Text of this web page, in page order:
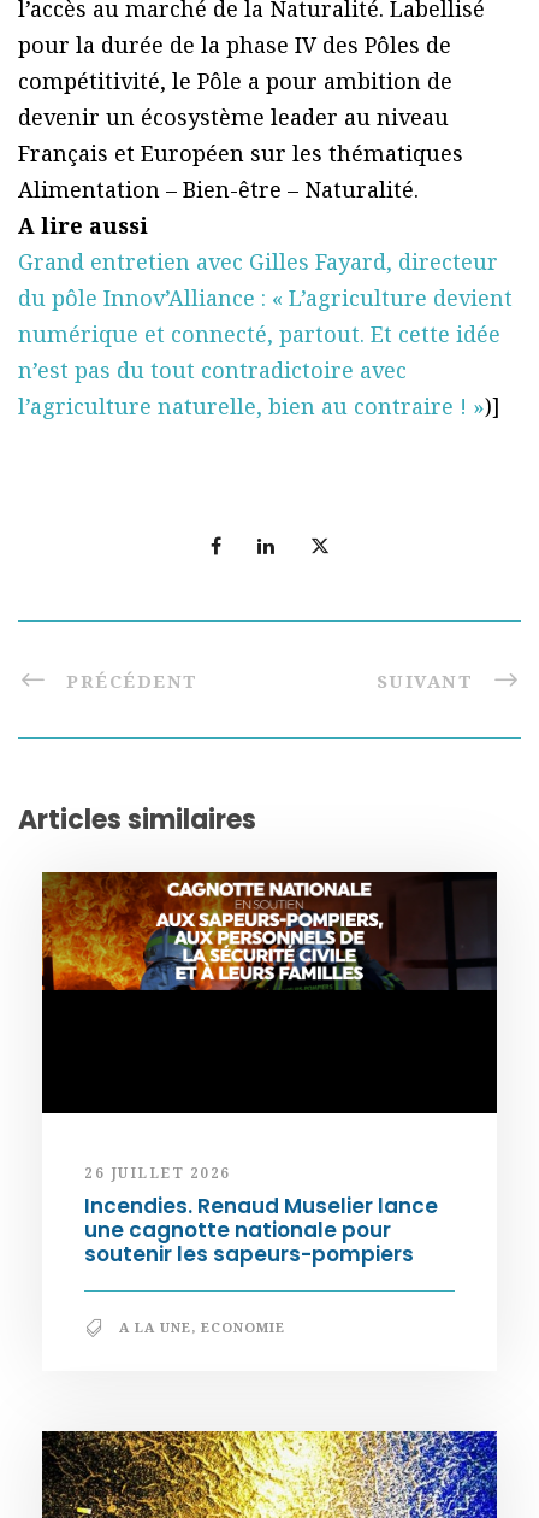
l’accès au marché de la Naturalité. Labellisé
pour la durée de la phase IV des Pôles de
compétitivité, le Pôle a pour ambition de
devenir un écosystème leader au niveau
Français et Européen sur les thématiques
Alimentation – Bien-être – Naturalité.
A lire aussi
Grand entretien avec Gilles Fayard, directeur
du pôle Innov’Alliance : « L’agriculture devient
numérique et connecté, partout. Et cette idée
n’est pas du tout contradictoire avec
l’agriculture naturelle, bien au contraire ! »)]
PRÉCÉDENT SUIVANT
Articles similaires
26 JUILLET 2026
Incendies. Renaud Muselier lance
une cagnotte nationale pour
soutenir les sapeurs-pompiers
A LA UNE, ECONOMIE